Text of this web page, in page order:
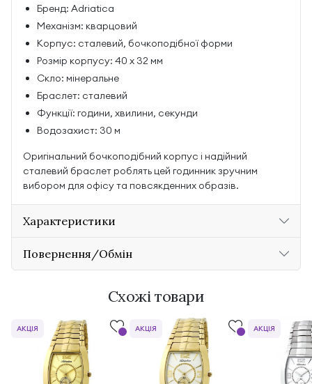
Бренд: Adriatica
Механізм: кварцовий
Корпус: сталевий, бочкоподібної форми
Розмір корпусу: 40 х 32 мм
Скло: мінеральне
Браслет: сталевий
Функції: години, хвилини, секунди
Водозахист: 30 м
Оригінальний бочкоподібний корпус і надійний
сталевий браслет роблять цей годинник зручним
вибором для офісу та повсякденних образів.
Характеристики
Повернення/Обмін
Схожі товари
АКЦІЯ АКЦІЯ АКЦІЯ